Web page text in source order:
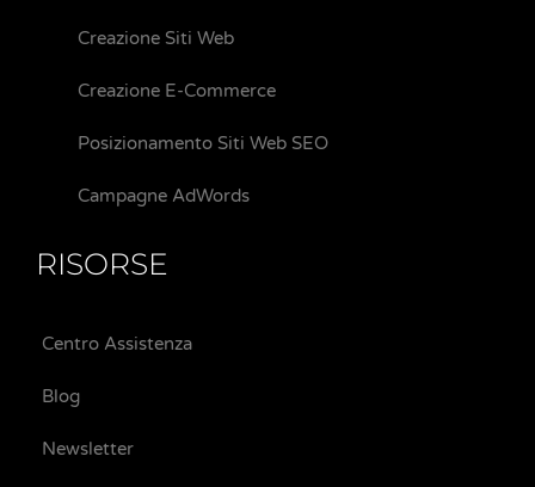
Creazione Siti Web
Creazione E-Commerce
Posizionamento Siti Web SEO
Campagne AdWords
RISORSE
Centro Assistenza
Blog
Newsletter